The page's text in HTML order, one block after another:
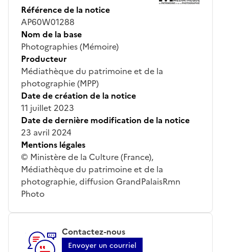
Référence de la notice
AP60W01288
Nom de la base
Photographies (Mémoire)
Producteur
Médiathèque du patrimoine et de la
photographie (MPP)
Date de création de la notice
11 juillet 2023
Date de dernière modification de la notice
23 avril 2024
Mentions légales
© Ministère de la Culture (France),
Médiathèque du patrimoine et de la
photographie, diffusion GrandPalaisRmn
Photo
Contactez-nous
Envoyer un courriel